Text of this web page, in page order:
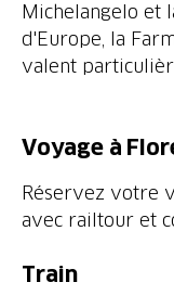
Michelangelo et
d'Europe, la
valent
Voyage à
Réservez votre
avec railtour et
Train